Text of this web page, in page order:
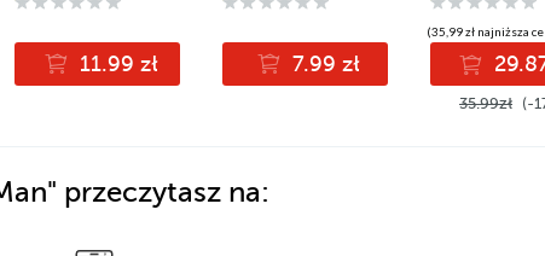
11.99 zł 7.99 zł
(35,99 zł najniższa
35.99zł (-
przeczytasz na: